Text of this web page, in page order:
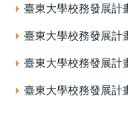
臺東大學校務發展計
臺東大學校務發展計
臺東大學校務發展計
臺東大學校務發展計